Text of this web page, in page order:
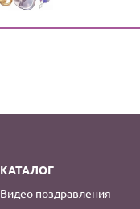
КАТАЛОГ
Видео поздравления